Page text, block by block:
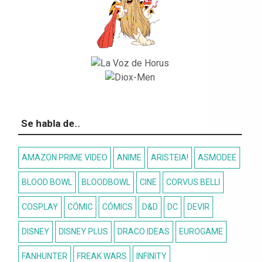
Se habla de..
AMAZON PRIME VIDEO ANIME ARISTEIA! ASMODEE
BLOOD BOWL BLOODBOWL CINE CORVUS BELLI
COSPLAY CÓMIC CÓMICS D&D DC DEVIR
DISNEY DISNEY PLUS DRACO IDEAS EUROGAME
FANHUNTER FREAK WARS INFINITY